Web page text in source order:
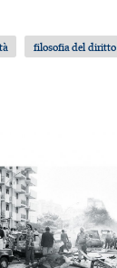
filosofia del diritto